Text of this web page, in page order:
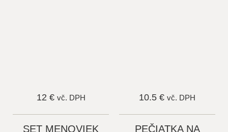
12 € vč. DPH 10.5 € vč. DPH
SET MENOVIEK PEČIATKA NA